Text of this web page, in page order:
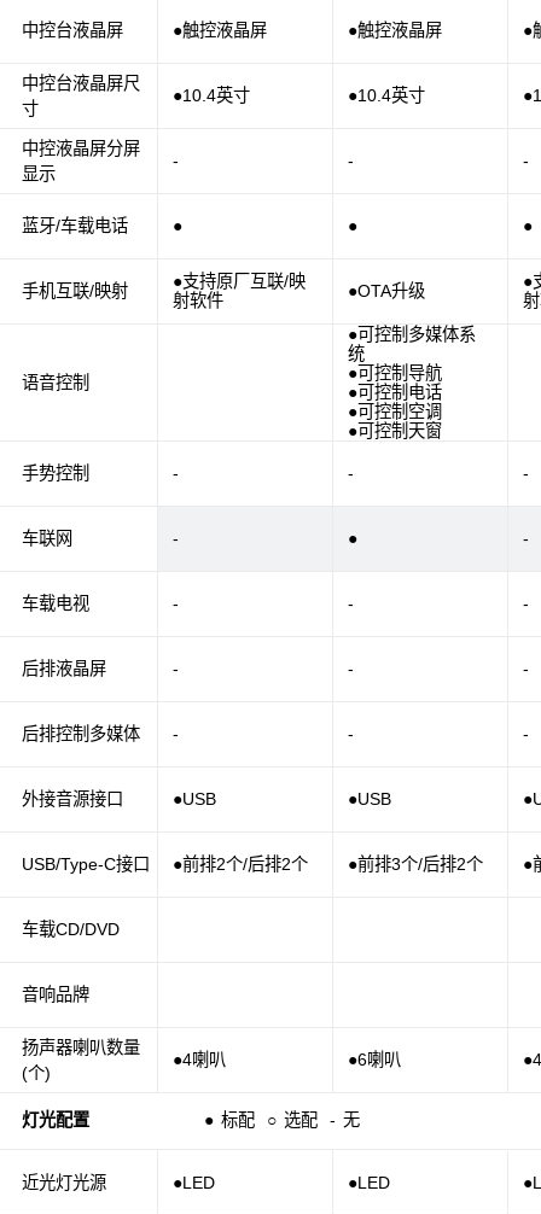
中控台液晶屏
中控台液晶屏尺
寸
中控液晶屏分屏
显示
蓝牙/车载电话
手机互联/映射
语音控制
手势控制
车联网
车载电视
后排液晶屏
后排控制多媒体
外接音源接口
USB/Type-C接口
车载CD/DVD
音响品牌
扬声器喇叭数量
(个)
灯光配置 ● 标配 ○ 选配 - 无
近光灯光源
●触控液晶屏 ●触控液晶屏 ●
●10.4英寸 ●10.4英寸
- - -
● ● ●
●支持原厂互联/映
射软件
●OTA升级
●
●可控制多媒体系
统
●可控制导航
●可控制电话
●可控制空调
●可控制天窗
- - -
- ● -
- - -
- - -
- - -
●USB ●USB
●前排2个/后排2个 ●前排3个/后排2个 ●
●4喇叭 ●6喇叭
●LED ●LED